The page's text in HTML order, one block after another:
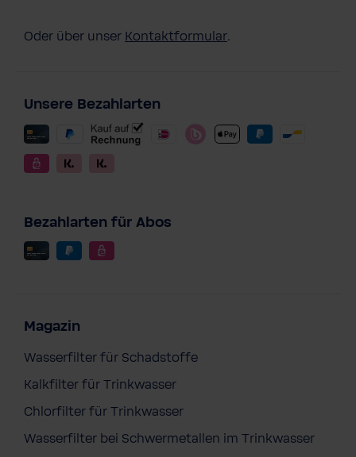
Oder über unser Kontaktformular.
Unsere Bezahlarten
Bezahlarten für Abos
Magazin
Wasserfilter für Schadstoffe
Kalkfilter für Trinkwasser
Chlorfilter für Trinkwasser
Wasserfilter bei Schwermetallen im Trinkwasser